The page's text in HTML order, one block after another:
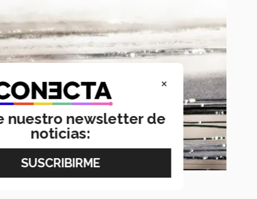
×
nuestro newsletter de
noticias: